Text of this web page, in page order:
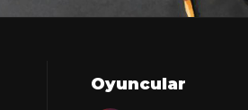
Oyuncular